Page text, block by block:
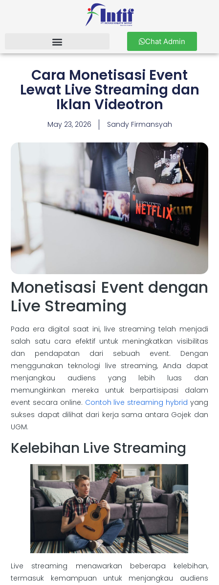
Chat Admin
Cara Monetisasi Event
Lewat Live Streaming dan
Iklan Videotron
May 23, 2026 Sandy Firmansyah
Monetisasi Event dengan
Live Streaming
Pada era digital saat ini, live streaming telah menjadi
salah satu cara efektif untuk meningkatkan visibilitas
dan pendapatan dari sebuah event. Dengan
menggunakan teknologi live streaming, Anda dapat
menjangkau audiens yang lebih luas dan
memungkinkan mereka untuk berpartisipasi dalam
event secara online. Contoh live streaming hybrid yang
sukses dapat dilihat dari kerja sama antara Gojek dan
UGM.
Kelebihan Live Streaming
Live streaming menawarkan beberapa kelebihan,
termasuk kemampuan untuk menjangkau audiens